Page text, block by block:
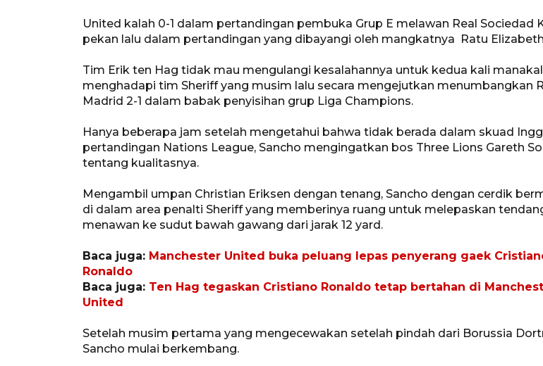
United kalah 0-1 dalam pertandingan pembuka Grup E melawan Real Sociedad
pekan lalu dalam pertandingan yang dibayangi oleh mangkatnya Ratu
Tim Erik ten Hag tidak mau mengulangi kesalahannya untuk kedua kali
menghadapi tim Sheriff yang musim lalu secara mengejutkan menumbangkan
Madrid 2-1 dalam babak penyisihan grup Liga Champions.
Hanya beberapa jam setelah mengetahui bahwa tidak berada dalam skuad
pertandingan Nations League, Sancho mengingatkan bos Three Lions Gareth
tentang kualitasnya.
Mengambil umpan Christian Eriksen dengan tenang, Sancho dengan cerdik
di dalam area penalti Sheriff yang memberinya ruang untuk melepaskan
menawan ke sudut bawah gawang dari jarak 12 yard.
Baca juga: Manchester United buka peluang lepas penyerang gaek
Ronaldo
Baca juga: Ten Hag tegaskan Cristiano Ronaldo tetap bertahan di
United
Setelah musim pertama yang mengecewakan setelah pindah dari Borussia
Sancho mulai berkembang.